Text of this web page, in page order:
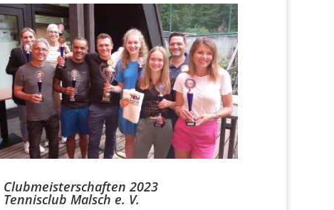
Clubmeisterschaften 2023
Tennisclub Malsch e. V.